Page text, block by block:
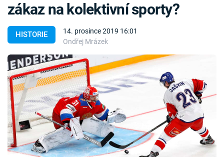
Témata
Témata
Pořady
TV Program
Časopis
Sledujte prima+
HISTORIE
14. prosince 2019 16:01
Ondřej Mrázek
zákaz na kolektivní sporty?